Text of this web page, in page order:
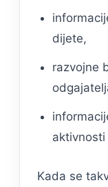
dijete,
razvojne
Kada se